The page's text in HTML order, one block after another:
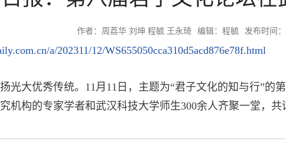
作者：周荔华 刘坤 程毓 王永琦 编辑：程毓 发布时间
a/202311/12/WS655050cca310d5acd876e78f.html
光大优秀传统。11月11日，主题为“君子文化的知与行”的
机构的专家学者和武汉科技大学师生300余人齐聚一堂，共